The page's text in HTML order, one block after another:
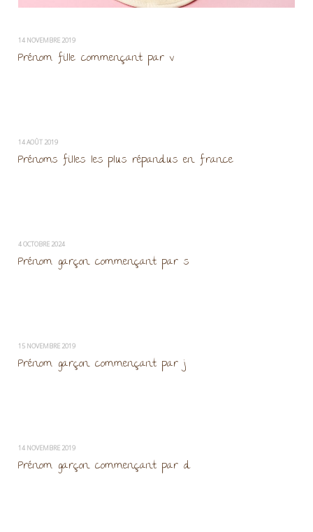
14 NOVEMBRE 2019
Prénom fille commençant par v
14 AOÛT 2019
Prénoms filles les plus répandus en france
4 OCTOBRE 2024
Prénom garçon commençant par s
15 NOVEMBRE 2019
Prénom garçon commençant par j
14 NOVEMBRE 2019
Prénom garçon commençant par d